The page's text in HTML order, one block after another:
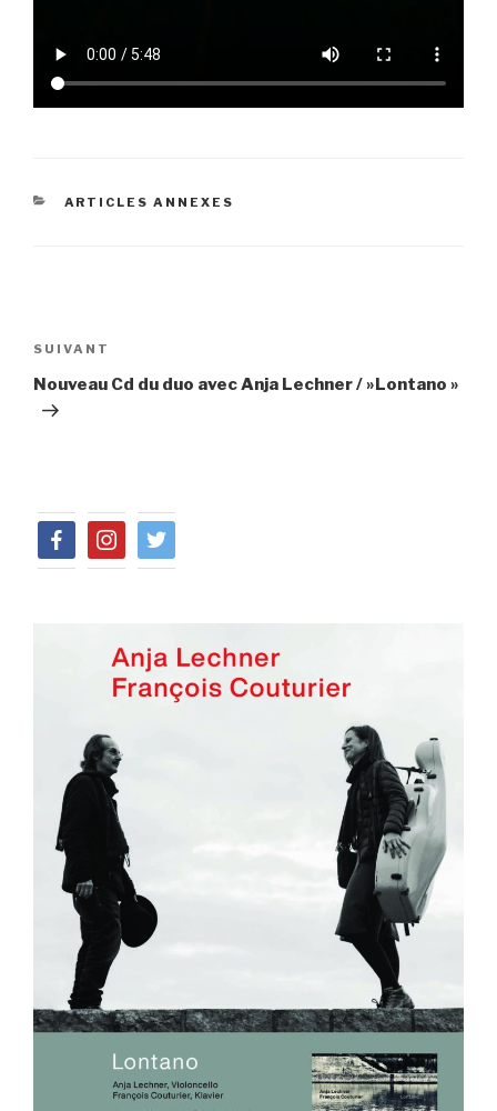
CATÉGORIES
ARTICLES ANNEXES
de
l’article
Article
suivant
SUIVANT
Nouveau Cd du duo avec Anja Lechner / »Lontano »